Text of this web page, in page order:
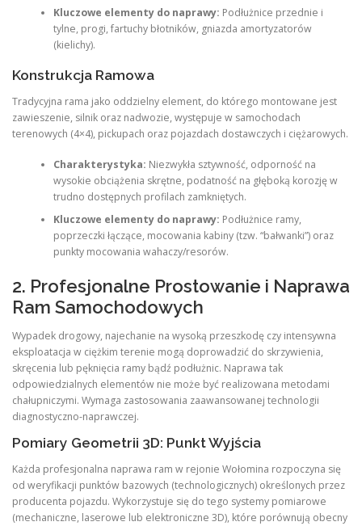
Kluczowe elementy do naprawy: Podłużnice przednie i
tylne, progi, fartuchy błotników, gniazda amortyzatorów
(kielichy).
Konstrukcja Ramowa
Tradycyjna rama jako oddzielny element, do którego montowane jest
zawieszenie, silnik oraz nadwozie, występuje w samochodach
terenowych (4×4), pickupach oraz pojazdach dostawczych i ciężarowych.
Charakterystyka: Niezwykła sztywność, odporność na
wysokie obciążenia skrętne, podatność na głęboką korozję w
trudno dostępnych profilach zamkniętych.
Kluczowe elementy do naprawy: Podłużnice ramy,
poprzeczki łączące, mocowania kabiny (tzw. “bałwanki”) oraz
punkty mocowania wahaczy/resorów.
2. Profesjonalne Prostowanie i Naprawa
Ram Samochodowych
Wypadek drogowy, najechanie na wysoką przeszkodę czy intensywna
eksploatacja w ciężkim terenie mogą doprowadzić do skrzywienia,
skręcenia lub pęknięcia ramy bądź podłużnic. Naprawa tak
odpowiedzialnych elementów nie może być realizowana metodami
chałupniczymi. Wymaga zastosowania zaawansowanej technologii
diagnostyczno-naprawczej.
Pomiary Geometrii 3D: Punkt Wyjścia
Każda profesjonalna naprawa ram w rejonie Wołomina rozpoczyna się
od weryfikacji punktów bazowych (technologicznych) określonych przez
producenta pojazdu. Wykorzystuje się do tego systemy pomiarowe
(mechaniczne, laserowe lub elektroniczne 3D), które porównują obecny